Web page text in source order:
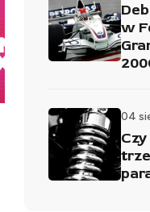
w
04